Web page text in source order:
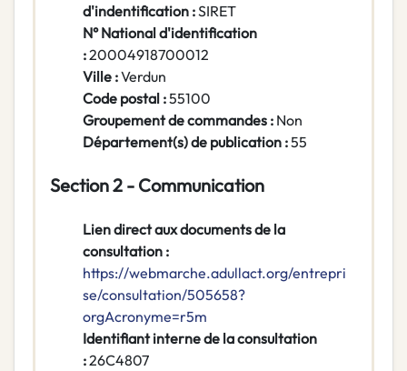
d'indentification :SIRET
N° National d'identification
:20004918700012
Ville :Verdun
Code postal :55100
Groupement de commandes : Non
Département(s) de publication :55
Section 2 - Communication
Lien direct aux documents de la
consultation :
https://webmarche.adullact.org/entrepri
se/consultation/505658?
orgAcronyme=r5m
Identifiant interne de la consultation
:26C4807